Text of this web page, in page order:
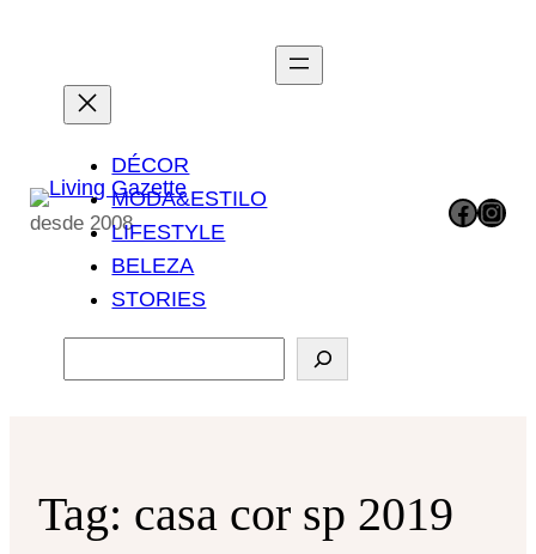
conteúdo
desde 2008
DÉCOR
MODA&ESTILO
LIFESTYLE
BELEZA
STORIES
e
i
Facebook Instagram
Tag: casa cor sp 2019